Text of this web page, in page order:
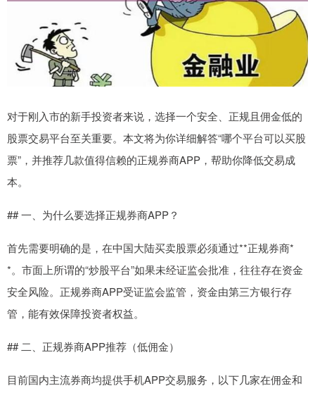
对于刚入市的新手投资者来说，选择一个安全、正规且佣金低的
股票交易平台至关重要。本文将为你详细解答“哪个平台可以买股
票”，并推荐几款值得信赖的正规券商APP，帮助你降低交易成
本。
## 一、为什么要选择正规券商APP？
首先需要明确的是，在中国大陆买卖股票必须通过**正规券商*
*。市面上所谓的“炒股平台”如果未经证监会批准，往往存在资金
安全风险。正规券商APP受证监会监管，资金由第三方银行存
管，能有效保障投资者权益。
## 二、正规券商APP推荐（低佣金）
目前国内主流券商均提供手机APP交易服务，以下几家在佣金和